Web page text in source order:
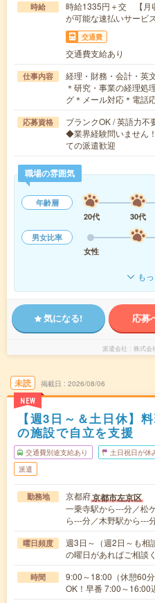
時給
時給1335円＋交 【月
が可能な速払いサービ
交通費
交通費支給あり
仕事内容
経理・財務・会計・英
＊研究・事業の経理処
グ＊メール対応＊電話
応募資格
ブランクOK / 英語力不
◆業界経験問いません
ての派遣歓迎
職場の雰囲気
年齢層
20代
30代
男女比率
女性
も
気になる! 応募
派遣会社 株式会
未読
NEW
掲載日 2026/08/06
【週3日～＆土日休】
の施設で自立を支援
交通費別途支給あり 土日祝日が休
派遣
勤務地 京都府京都市左京区
一乗寺駅から---分／松
ら---分／木野駅から---
曜日頻度
週3日～（週2日～も相
の曜日があればご相談
時間
9:00～18:00（休憩60
OK！早番 7:00～